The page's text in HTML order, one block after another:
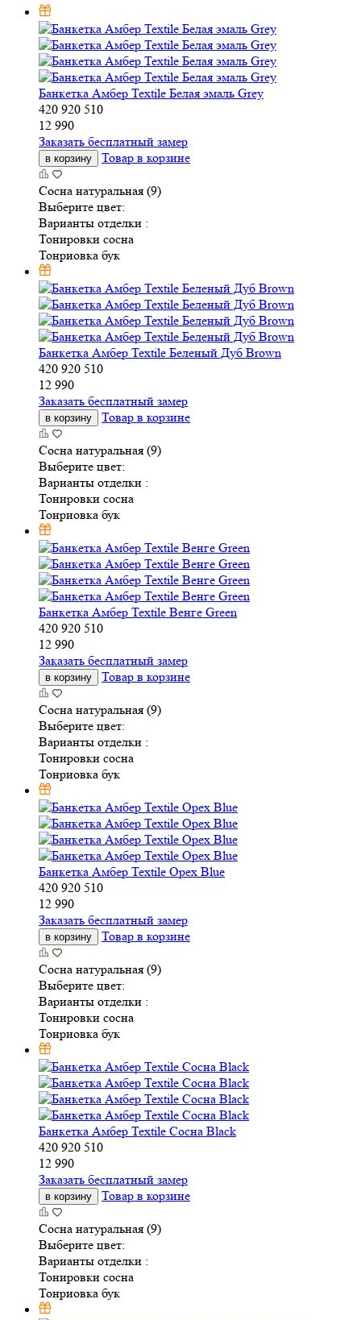
Банкетка Амбер Textile Белая эмаль Grey
420 920 510
12 990
Заказать бесплатный замер
в корзину Товар в корзине
Сосна натуральная (9)
Выберите цвет:
Варианты отделки :
Тонировки сосна
Тонриовка бук
Банкетка Амбер Textile Беленый Дуб Brown
420 920 510
12 990
Заказать бесплатный замер
в корзину Товар в корзине
Сосна натуральная (9)
Выберите цвет:
Варианты отделки :
Тонировки сосна
Тонриовка бук
Банкетка Амбер Textile Венге Green
420 920 510
12 990
Заказать бесплатный замер
в корзину Товар в корзине
Сосна натуральная (9)
Выберите цвет:
Варианты отделки :
Тонировки сосна
Тонриовка бук
Банкетка Амбер Textile Орех Blue
420 920 510
12 990
Заказать бесплатный замер
в корзину Товар в корзине
Сосна натуральная (9)
Выберите цвет:
Варианты отделки :
Тонировки сосна
Тонриовка бук
Банкетка Амбер Textile Сосна Black
420 920 510
12 990
Заказать бесплатный замер
в корзину Товар в корзине
Сосна натуральная (9)
Выберите цвет:
Варианты отделки :
Тонировки сосна
Тонриовка бук